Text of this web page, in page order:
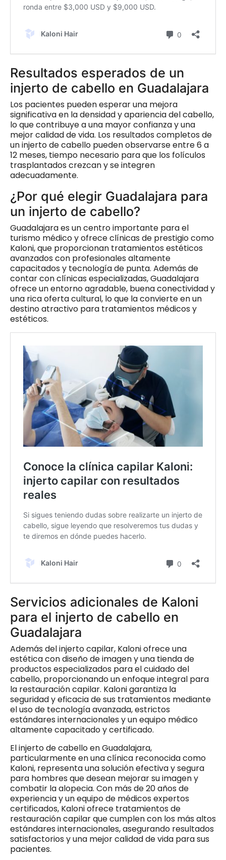
Resultados esperados de un
injerto de cabello en Guadalajara
Los pacientes pueden esperar una mejora
significativa en la densidad y apariencia del cabello,
lo que contribuye a una mayor confianza y una
mejor calidad de vida. Los resultados completos de
un injerto de cabello pueden observarse entre 6 a
12 meses, tiempo necesario para que los folículos
trasplantados crezcan y se integren
adecuadamente.
¿Por qué elegir Guadalajara para
un injerto de cabello?
Guadalajara es un centro importante para el
turismo médico y ofrece clínicas de prestigio como
Kaloni, que proporcionan tratamientos estéticos
avanzados con profesionales altamente
capacitados y tecnología de punta. Además de
contar con clínicas especializadas, Guadalajara
ofrece un entorno agradable, buena conectividad y
una rica oferta cultural, lo que la convierte en un
destino atractivo para tratamientos médicos y
estéticos.
Servicios adicionales de Kaloni
para el injerto de cabello en
Guadalajara
Además del injerto capilar, Kaloni ofrece una
estética con diseño de imagen y una tienda de
productos especializados para el cuidado del
cabello, proporcionando un enfoque integral para
la restauración capilar. Kaloni garantiza la
seguridad y eficacia de sus tratamientos mediante
el uso de tecnología avanzada, estrictos
estándares internacionales y un equipo médico
altamente capacitado y certificado.
El injerto de cabello en Guadalajara,
particularmente en una clínica reconocida como
Kaloni, representa una solución efectiva y segura
para hombres que desean mejorar su imagen y
combatir la alopecia. Con más de 20 años de
experiencia y un equipo de médicos expertos
certificados, Kaloni ofrece tratamientos de
restauración capilar que cumplen con los más altos
estándares internacionales, asegurando resultados
satisfactorios y una mejor calidad de vida para sus
pacientes.